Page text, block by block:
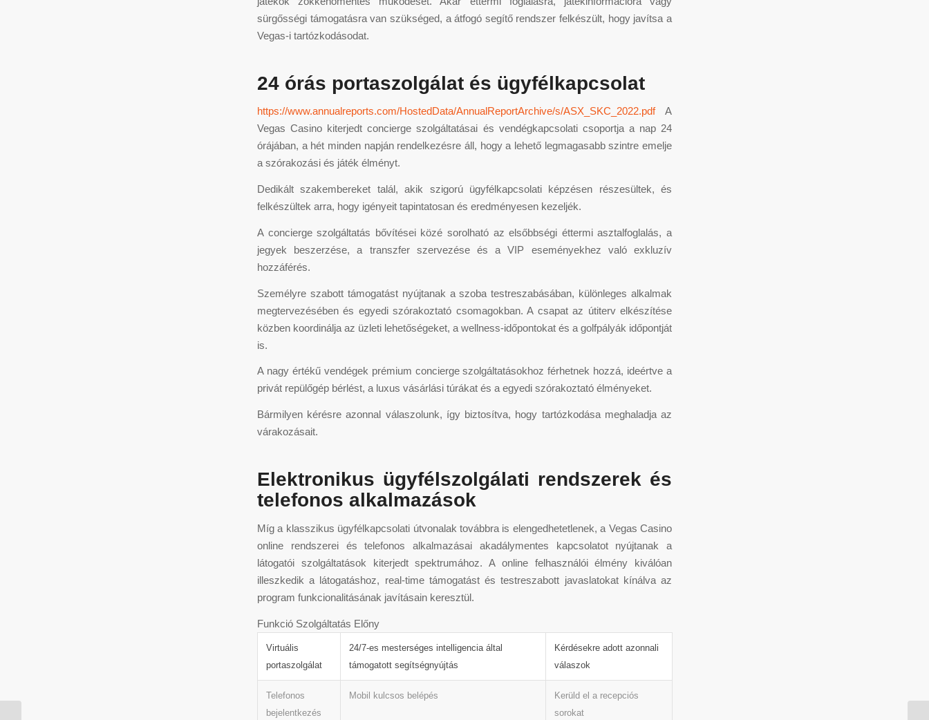
sürgősségi támogatásra van szükséged, a átfogó segítő rendszer felkészült, hogy javítsa a
Vegas-i tartózkodásodat.
24 órás portaszolgálat és ügyfélkapcsolat
https://www.annualreports.com/HostedData/AnnualReportArchive/s/ASX_SKC_2022.pdfA
Vegas Casino kiterjedt concierge szolgáltatásai és vendégkapcsolati csoportja a nap 24
órájában, a hét minden napján rendelkezésre áll, hogy a lehető legmagasabb szintre emelje
a szórakozási és játék élményt.
Dedikált szakembereket talál, akik szigorú ügyfélkapcsolati képzésen részesültek, és
felkészültek arra, hogy igényeit tapintatosan és eredményesen kezeljék.
A concierge szolgáltatás bővítései közé sorolható az elsőbbségi éttermi asztalfoglalás, a
jegyek beszerzése, a transzfer szervezése és a VIP eseményekhez való exkluzív
hozzáférés.
Személyre szabott támogatást nyújtanak a szoba testreszabásában, különleges alkalmak
megtervezésében és egyedi szórakoztató csomagokban. A csapat az útiterv elkészítése
közben koordinálja az üzleti lehetőségeket, a wellness-időpontokat és a golfpályák időpontját
is.
A nagy értékű vendégek prémium concierge szolgáltatásokhoz férhetnek hozzá, ideértve a
privát repülőgép bérlést, a luxus vásárlási túrákat és a egyedi szórakoztató élményeket.
Bármilyen kérésre azonnal válaszolunk, így biztosítva, hogy tartózkodása meghaladja az
várakozásait.
Elektronikus ügyfélszolgálati rendszerek és
telefonos alkalmazások
Míg a klasszikus ügyfélkapcsolati útvonalak továbbra is elengedhetetlenek, a Vegas Casino
online rendszerei és telefonos alkalmazásai akadálymentes kapcsolatot nyújtanak a
látogatói szolgáltatások kiterjedt spektrumához. A online felhasználói élmény kiválóan
illeszkedik a látogatáshoz, real-time támogatást és testreszabott javaslatokat kínálva az
program funkcionalitásának javításain keresztül.
Funkció Szolgáltatás Előny
Virtuális
portaszolgálat
24/7-es mesterséges intelligencia által
támogatott segítségnyújtás
Kérdésekre adott azonnali
válaszok
Telefonos
bejelentkezés
Mobil kulcsos belépés
Kerüld el a recepciós
sorokat